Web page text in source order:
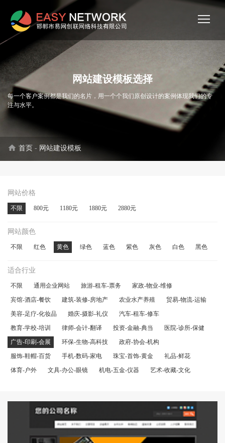
网站建设模板选择
每一个客户案例都是我们的名片，用一个个我们原创设计的案例体现我们的专
注与水平。
home 首页 - 网站建设模板
网站价格
不限 800元 1180元 1880元 2880元
网站颜色
不限 红色 黄色 绿色 蓝色 紫色 灰色 白色 黑色
适合行业
不限 通用企业网站 旅游-租车-票务
家政-物业-维修
宾馆-酒店-餐饮
建筑-装修-房地产 农业水产养殖
贸易-物流-运输
美容-足疗-化妆品
婚庆-摄影-礼仪
汽车-租车-修车
教育-学校-培训
律师-会计-翻译 投资-金融-典当
医院-诊所-保健
广告-印刷-会展
环保-生物-高科技
政府-协会-机构
服饰-鞋帽-百货
手机-数码-家电 珠宝-首饰-黄金
礼品-鲜花
体育-户外
文具-办公-眼镜 机电-五金-仪器 艺术-收藏-文化